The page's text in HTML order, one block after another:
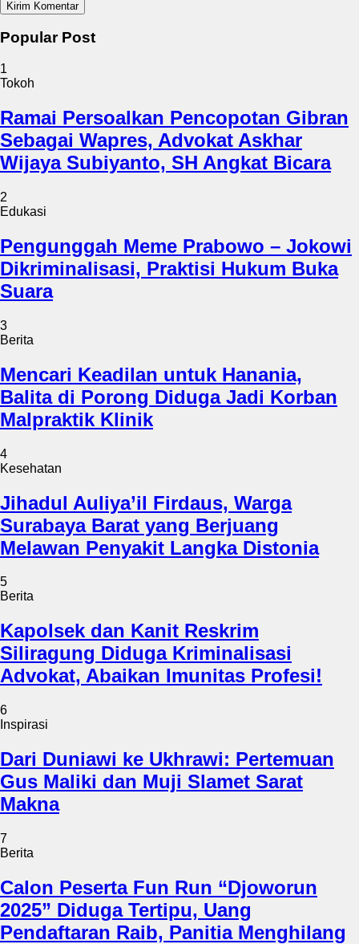
Popular Post
1
Tokoh
Ramai Persoalkan Pencopotan Gibran
Sebagai Wapres, Advokat Askhar
Wijaya Subiyanto, SH Angkat Bicara
2
Edukasi
Pengunggah Meme Prabowo – Jokowi
Dikriminalisasi, Praktisi Hukum Buka
Suara
3
Berita
Mencari Keadilan untuk Hanania,
Balita di Porong Diduga Jadi Korban
Malpraktik Klinik
4
Kesehatan
Jihadul Auliya’il Firdaus, Warga
Surabaya Barat yang Berjuang
Melawan Penyakit Langka Distonia
5
Berita
Kapolsek dan Kanit Reskrim
Siliragung Diduga Kriminalisasi
Advokat, Abaikan Imunitas Profesi!
6
Inspirasi
Dari Duniawi ke Ukhrawi: Pertemuan
Gus Maliki dan Muji Slamet Sarat
Makna
7
Berita
Calon Peserta Fun Run “Djoworun
2025” Diduga Tertipu, Uang
Pendaftaran Raib, Panitia Menghilang